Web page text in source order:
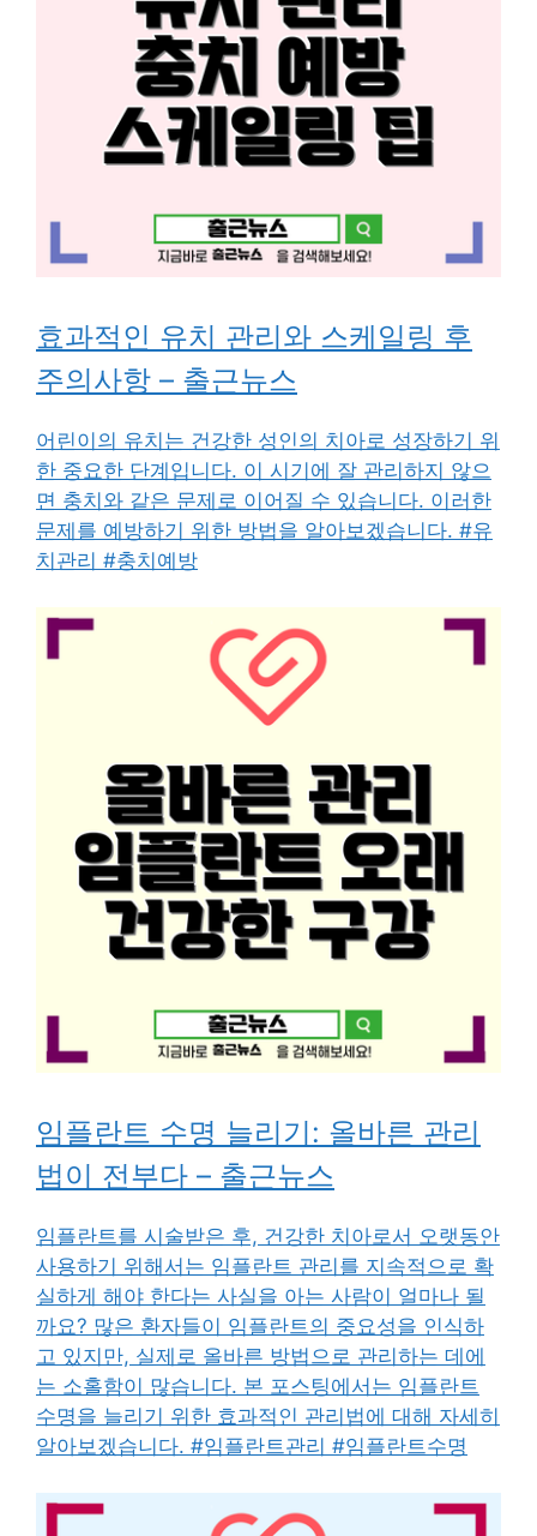
효과적인 유치 관리와 스케일링 후
주의사항 – 출근뉴스
어린이의 유치는 건강한 성인의 치아로 성장하기 위
한 중요한 단계입니다. 이 시기에 잘 관리하지 않으
면 충치와 같은 문제로 이어질 수 있습니다. 이러한
문제를 예방하기 위한 방법을 알아보겠습니다. #유
치관리 #충치예방
임플란트 수명 늘리기: 올바른 관리
법이 전부다 – 출근뉴스
임플란트를 시술받은 후, 건강한 치아로서 오랫동안
사용하기 위해서는 임플란트 관리를 지속적으로 확
실하게 해야 한다는 사실을 아는 사람이 얼마나 될
까요? 많은 환자들이 임플란트의 중요성을 인식하
고 있지만, 실제로 올바른 방법으로 관리하는 데에
는 소홀함이 많습니다. 본 포스팅에서는 임플란트
수명을 늘리기 위한 효과적인 관리법에 대해 자세히
알아보겠습니다. #임플란트관리 #임플란트수명